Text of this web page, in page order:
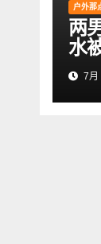
户外那
两
水
7月